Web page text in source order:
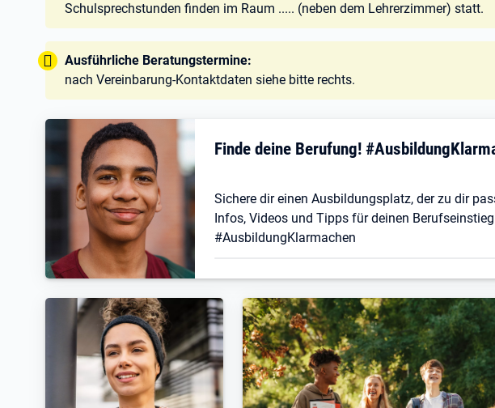
Schulsprechstunden finden im Raum ..... (neben dem Lehrerzimmer) statt.
Tipp:
Ausführliche Beratungstermine:
nach Vereinbarung-Kontaktdaten siehe bitte rechts.
Finde deine Berufung!
Sichere dir einen Ausbildungsplatz, der zu dir
Infos, Videos und Tipps für deinen
#AusbildungKlarmachen